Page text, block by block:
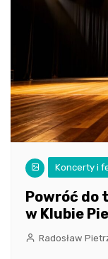
Koncerty i
Powróć do
w Klubie
Radosław